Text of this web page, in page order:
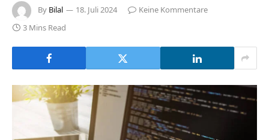
By Bilal 18. Juli 2024
Keine Kommentare
3 Mins Read